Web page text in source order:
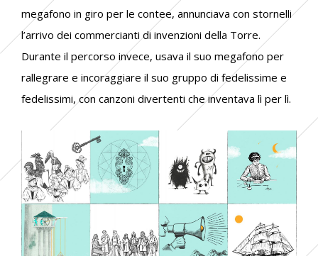
megafono in giro per le contee, annunciava con stornelli
l’arrivo dei commercianti di invenzioni della Torre.
Durante il percorso invece, usava il suo megafono per
rallegrare e incoraggiare il suo gruppo di fedelissime e
fedelissimi, con canzoni divertenti che inventava lì per lì.